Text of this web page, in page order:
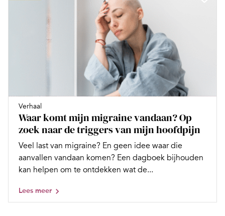
Verhaal
Waar komt mijn migraine vandaan? Op
zoek naar de triggers van mijn hoofdpijn
Veel last van migraine? En geen idee waar die
aanvallen vandaan komen? Een dagboek bijhouden
kan helpen om te ontdekken wat de...
Lees meer